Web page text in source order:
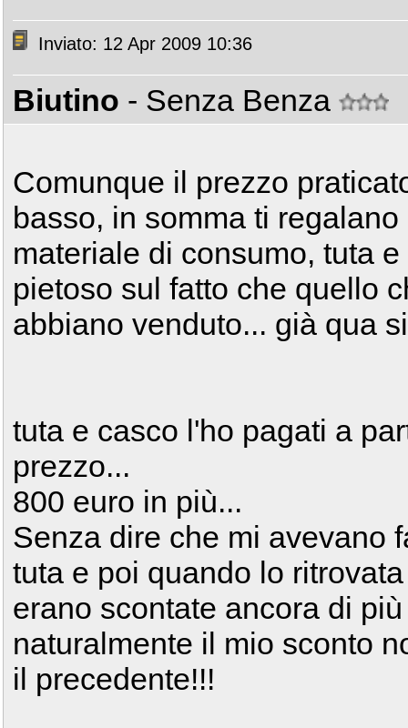
Inviato: 12 Apr 2009 10:36
Biutino - Senza Benza
Comunque il prezzo
basso, in somma ti
materiale di consumo, tuta
pietoso sul fatto che quello
abbiano venduto... già qua
tuta e casco l'ho pagati a
prezzo...
800 euro in più...
Senza dire che mi avevano
tuta e poi quando lo
erano scontate ancora di
naturalmente il mio sconto
il precedente!!!